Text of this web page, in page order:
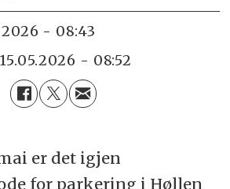
- 08:43
15.05.2026 - 08:52
er det igjen
for parkering i Høllen